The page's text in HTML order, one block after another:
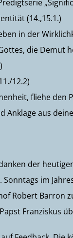
(14.,15.1.)
in der
die Demut
12.2)
fliehe den
Anklage aus
der
Sonntags im
Robert Barron
Franziskus